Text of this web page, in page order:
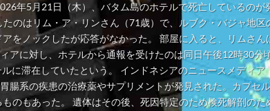
年5月21日（木）、バタム島のホテルで死亡しているの
のはリム・ア・リンさん（71歳）で、ルブク・バジャ地
をノックしたが応答がなかった。 部屋に入ると、リムさ
アに対し、ホテルから通報を受けたのは同日午後12時30
に滞在していたという。 インドネシアのニュースメディ
腸系の疾患の治療薬やサプリメントが発見された。カプセ
のもあった。 遺体はその後、死因特定のため検死解剖の